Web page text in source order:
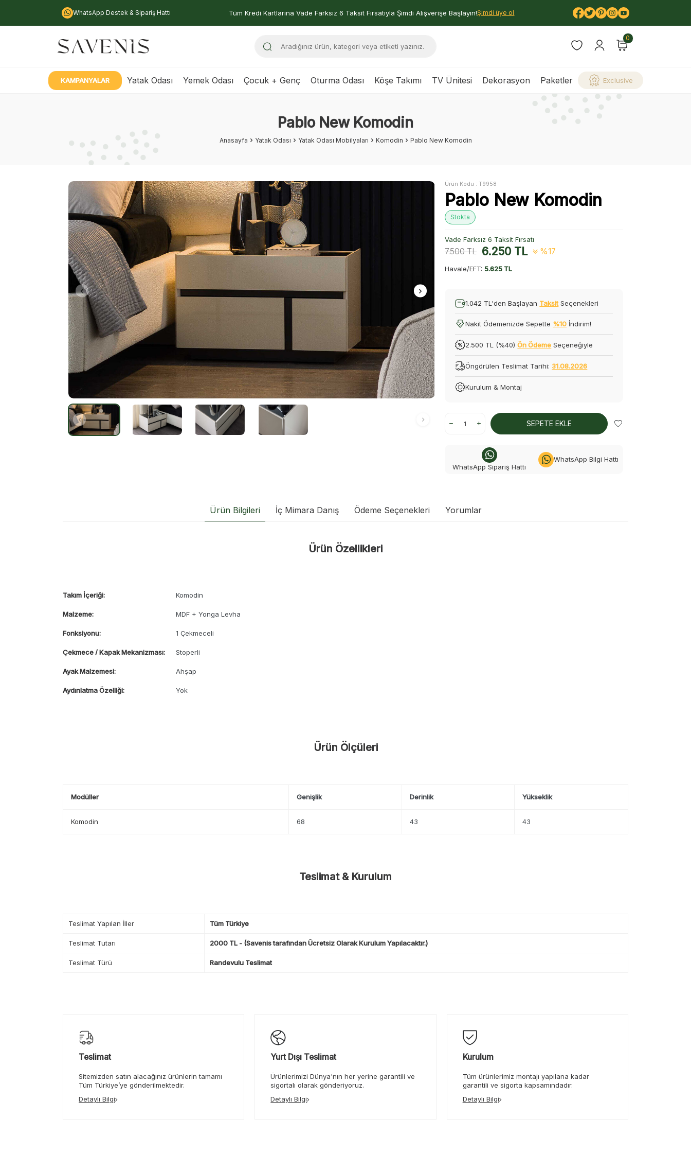
WhatsApp Destek & Sipariş Hattı Tüm Kredi Kartlarına Vade Farksız 6 Taksit Fırsatıyla Şimdi Alışverişe Başlayın!Şimdi üye ol
0
KAMPANYALAR Yatak Odası Yemek Odası Çocuk + Genç Oturma Odası Köşe Takımı TV Ünitesi Dekorasyon Paketler Exclusive
Pablo New Komodin
Anasayfa Yatak Odası Yatak Odası Mobilyaları Komodin Pablo New Komodin
Ürün Kodu :T9958
Pablo New Komodin
Stokta
Vade Farksız 6 Taksit Fırsatı
7.500TL 6.250TL %17
Havale/EFT:5.625 TL
1.042 TL'den Başlayan Taksit Seçenekleri
Nakit Ödemenizde Sepette %10 İndirim!
2.500 TL (%40)Ön Ödeme Seçeneğiyle
Öngörülen Teslimat Tarihi: 31.08.2026
Kurulum & Montaj
SEPETE EKLE
WhatsApp Sipariş Hattı
WhatsApp Bilgi Hattı
Ürün Bilgileri İç Mimara Danış Ödeme Seçenekleri Yorumlar
Ürün Özellikleri
Takım İçeriği: Komodin
Malzeme: MDF + Yonga Levha
Fonksiyonu: 1 Çekmeceli
Çekmece / Kapak Mekanizması: Stoperli
Ayak Malzemesi: Ahşap
Aydınlatma Özelliği: Yok
Ürün Ölçüleri
Modüller Genişlik Derinlik Yükseklik
Komodin 68 43 43
Teslimat & Kurulum
Teslimat Yapılan İller Tüm Türkiye
Teslimat Tutarı 2000 TL - (Savenis tarafından Ücretsiz Olarak Kurulum Yapılacaktır.)
Teslimat Türü Randevulu Teslimat
Teslimat
Sitemizden satın alacağınız ürünlerin tamamı
Tüm Türkiye’ye gönderilmektedir.
Detaylı Bilgi
Yurt Dışı Teslimat
Ürünlerimizi Dünya'nın her yerine garantili ve
sigortalı olarak gönderiyoruz.
Detaylı Bilgi
Kurulum
Tüm ürünlerimiz montajı yapılana kadar
garantili ve sigorta kapsamındadır.
Detaylı Bilgi